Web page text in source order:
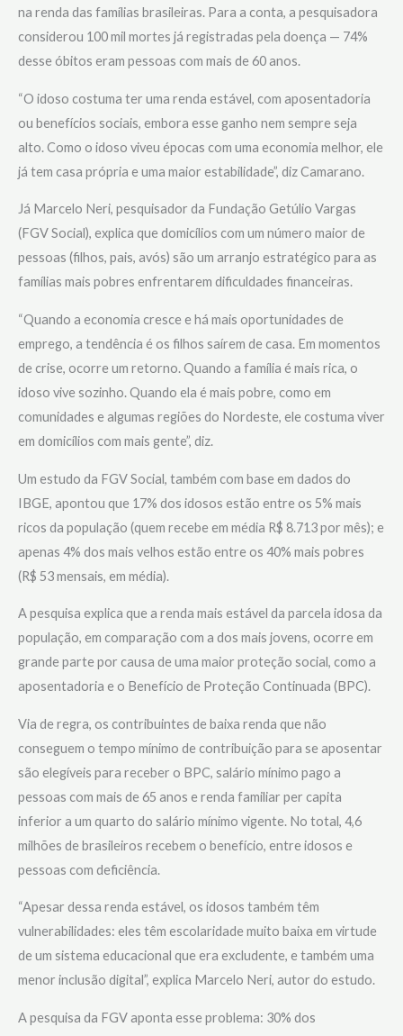
na renda das famílias brasileiras. Para a conta, a pesquisadora
considerou 100 mil mortes já registradas pela doença — 74%
desse óbitos eram pessoas com mais de 60 anos.
“O idoso costuma ter uma renda estável, com aposentadoria
ou benefícios sociais, embora esse ganho nem sempre seja
alto. Como o idoso viveu épocas com uma economia melhor, ele
já tem casa própria e uma maior estabilidade”, diz Camarano.
Já Marcelo Neri, pesquisador da Fundação Getúlio Vargas
(FGV Social), explica que domicílios com um número maior de
pessoas (filhos, pais, avós) são um arranjo estratégico para as
famílias mais pobres enfrentarem dificuldades financeiras.
“Quando a economia cresce e há mais oportunidades de
emprego, a tendência é os filhos saírem de casa. Em momentos
de crise, ocorre um retorno. Quando a família é mais rica, o
idoso vive sozinho. Quando ela é mais pobre, como em
comunidades e algumas regiões do Nordeste, ele costuma viver
em domicílios com mais gente”, diz.
Um estudo da FGV Social, também com base em dados do
IBGE, apontou que 17% dos idosos estão entre os 5% mais
ricos da população (quem recebe em média R$ 8.713 por mês); e
apenas 4% dos mais velhos estão entre os 40% mais pobres
(R$ 53 mensais, em média).
A pesquisa explica que a renda mais estável da parcela idosa da
população, em comparação com a dos mais jovens, ocorre em
grande parte por causa de uma maior proteção social, como a
aposentadoria e o Benefício de Proteção Continuada (BPC).
Via de regra, os contribuintes de baixa renda que não
conseguem o tempo mínimo de contribuição para se aposentar
são elegíveis para receber o BPC, salário mínimo pago a
pessoas com mais de 65 anos e renda familiar per capita
inferior a um quarto do salário mínimo vigente. No total, 4,6
milhões de brasileiros recebem o benefício, entre idosos e
pessoas com deficiência.
“Apesar dessa renda estável, os idosos também têm
vulnerabilidades: eles têm escolaridade muito baixa em virtude
de um sistema educacional que era excludente, e também uma
menor inclusão digital”, explica Marcelo Neri, autor do estudo.
A pesquisa da FGV aponta esse problema: 30% dos